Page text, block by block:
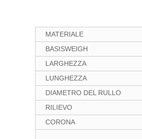
MATERIALE
BASISWEIGH
LARGHEZZA
LUNGHEZZA
DIAMETRO DEL RULLO
RILIEVO
CORONA